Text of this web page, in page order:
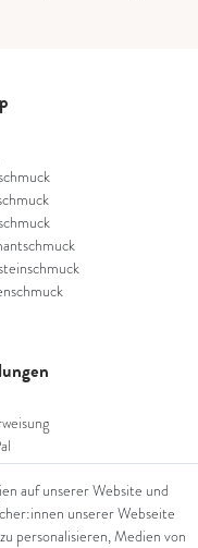
Lastschrift
auf unserer Website und
unserer Webseite
personalisieren, Medien von